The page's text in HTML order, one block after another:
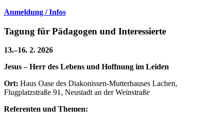
Anmeldung / Infos
Tagung für Pädagogen und Interessierte
13.–16. 2. 2026
Jesus – Herr des Lebens und Hoffnung im Leiden
Ort: Haus Oase des Diakonissen-Mutterhauses Lachen,
Flugplatzstraße 91, Neustadt an der Weinstraße
Referenten und Themen: